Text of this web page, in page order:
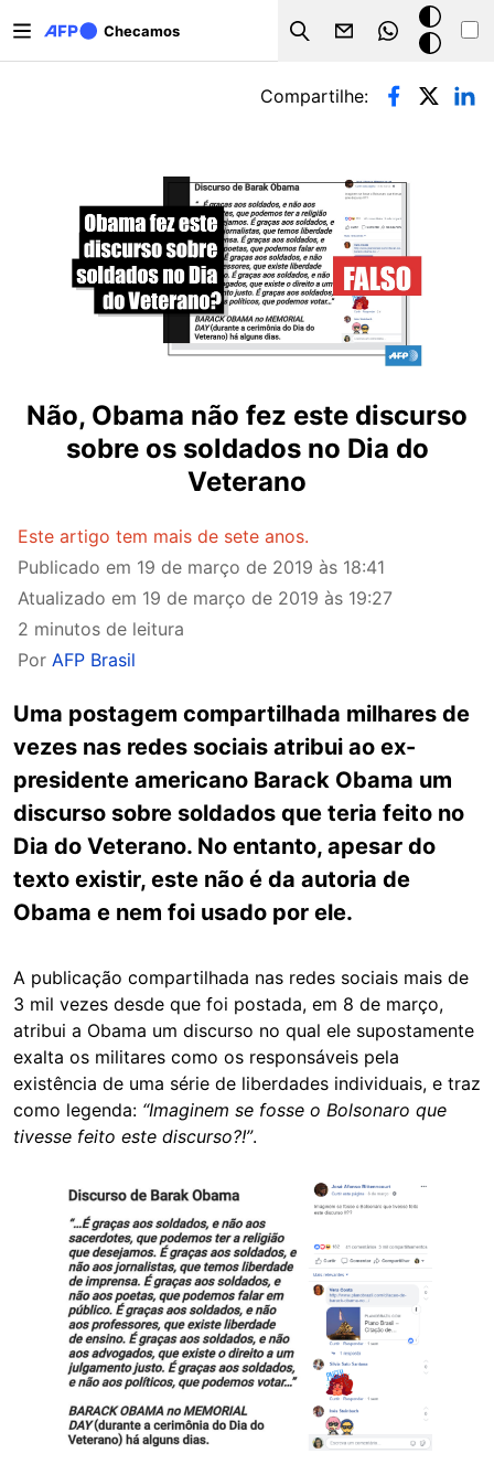
Checamos
Search
Modo
escuro
Abas primárias
Compartilhe:
Não, Obama não fez este discurso
sobre os soldados no Dia do
Veterano
Este artigo tem mais de sete anos.
Publicado em 19 de março de 2019 às 18:41
Atualizado em 19 de março de 2019 às 19:27
2 minutos de leitura
Por AFP Brasil
Uma postagem compartilhada milhares de
vezes nas redes sociais atribui ao ex-
presidente americano Barack Obama um
discurso sobre soldados que teria feito no
Dia do Veterano. No entanto, apesar do
texto existir, este não é da autoria de
Obama e nem foi usado por ele.
A publicação compartilhada nas redes sociais mais de
3 mil vezes desde que foi postada, em 8 de março,
atribui a Obama um discurso no qual ele supostamente
exalta os militares como os responsáveis pela
existência de uma série de liberdades individuais, e traz
como legenda: “Imaginem se fosse o Bolsonaro que
tivesse feito este discurso?!”.
Image